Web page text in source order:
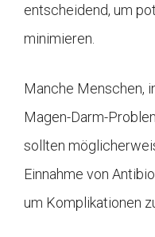
entscheidend, um
minimieren.
Manche Menschen,
Magen-Darm-
sollten
Einnahme von
um Komplikationen